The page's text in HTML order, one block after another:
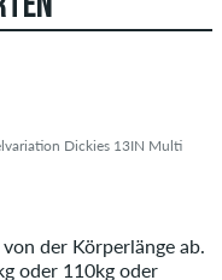
Dickies 13IN Multi
der Körperlänge ab.
oder 110kg oder